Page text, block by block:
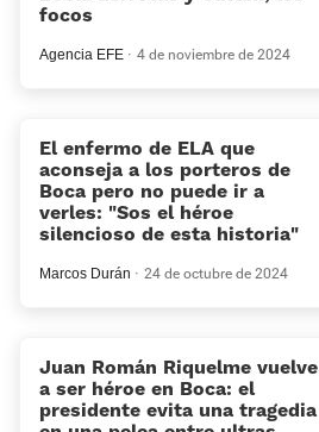
focos
Agencia EFE 4 de noviembre de 2024
El enfermo de ELA que
aconseja a los porteros de
Boca pero no puede ir a
verles: «Sos el héroe
silencioso de esta historia»
Marcos Durán 24 de octubre de 2024
Juan Román Riquelme vuelve
a ser héroe en Boca: el
presidente evita una tragedia